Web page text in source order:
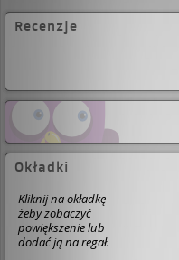
Recenzje
Okładki
Kliknij na okładkę
żeby zobaczyć
powiększenie lub
dodać ją na regał.